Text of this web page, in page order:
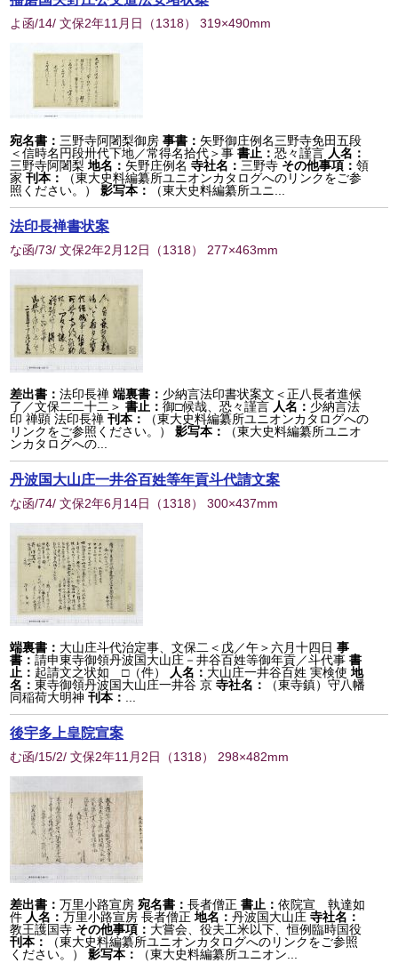
よ函/14/ 文保2年11月日 （1318） 319×490mm
宛名書： 三野寺阿闍梨御房 事書： 矢野御庄例名三野寺免田五段
＜信時名円段卅代下地／常得名拾代＞事 書止：恐々謹言 人名：
三野寺阿闍梨 地名： 矢野庄例名 寺社名： 三野寺 その他事項：領
家 刊本：
（東大史料編纂所ユニオンカタログへのリンクをご参
照ください。）
影写本： （東大史料編纂所ユニ...
法印長禅書状案
な函/73/ 文保2年2月12日 （1318） 277×463mm
差出書：法印長禅 端裏書： 少納言法印書状案文＜正八長者進候
了／文保二二十二＞ 書止：御□候哉、恐々謹言 人名： 少納言法
印 禅顕 法印長禅 刊本：
（東大史料編纂所ユニオンカタログへの
リンクをご参照ください。）
影写本：
（東大史料編纂所ユニオ
ンカタログへの...
丹波国大山庄一井谷百姓等年貢斗代請文案
な函/74/ 文保2年6月14日 （1318） 300×437mm
端裏書： 大山庄斗代治定事、文保二＜戊／午＞六月十四日 事
書：請申東寺御領丹波国大山庄－井谷百姓等御年貢／斗代事 書
止： 起請文之状如 □（件） 人名： 大山庄一井谷百姓 実検使 地
名：東寺御領丹波国大山庄一井谷 京 寺社名：
（東寺鎮）守八幡
同稲荷大明神 刊本：
後宇多上皇院宣案
む函/15/2/ 文保2年11月2日 （1318） 298×482mm
差出書：万里小路宣房 宛名書：長者僧正 書止：依院宣 執達如
件 人名：万里小路宣房 長者僧正 地名：丹波国大山庄 寺社名：
教王護国寺 その他事項： 大嘗会、役夫工米以下、恒例臨時国役
刊本：
（東大史料編纂所ユニオンカタログへのリンクをご参照
ください。）
影写本： （東大史料編纂所ユニオン...